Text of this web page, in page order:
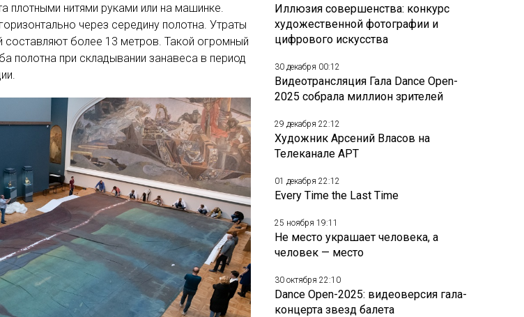
плотными нитями руками или на машинке.
через середину полотна. Утраты
составляют более 13 метров. Такой огромный
полотна при складывании занавеса в период
Иллюзия совершенства: конкурс
художественной фотографии и
цифрового искусства
30 декабря 00:12
Видеотрансляция Гала Dance Open-
2025 собрала миллион зрителей
29 декабря 22:12
Художник Арсений Власов на
Телеканале АРТ
01 декабря 22:12
Every Time the Last Time
25 ноября 19:11
Не место украшает человека, а
человек — место
30 октября 22:10
Dance Open-2025: видеоверсия гала-
концерта звезд балета